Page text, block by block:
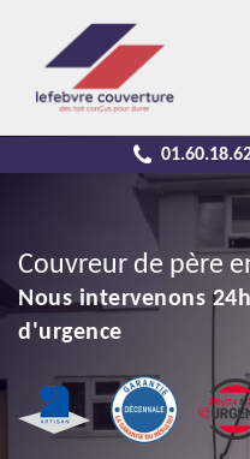
Couvreur de père
Nous intervenons
d'urgence